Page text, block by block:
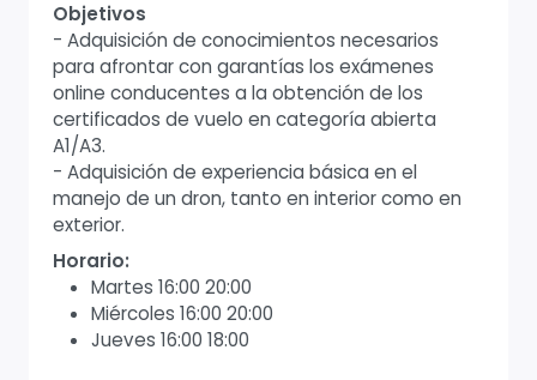
Objetivos
- Adquisición de conocimientos necesarios
para afrontar con garantías los exámenes
online conducentes a la obtención de los
certificados de vuelo en categoría abierta
A1/A3.
- Adquisición de experiencia básica en el
manejo de un dron, tanto en interior como en
exterior.
Horario:
Martes 16:00 20:00
Miércoles 16:00 20:00
Jueves 16:00 18:00